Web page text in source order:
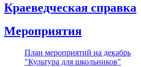
Краеведческая справка
Мероприятия
План мероприятий на декабрь
"Культура для школьников"